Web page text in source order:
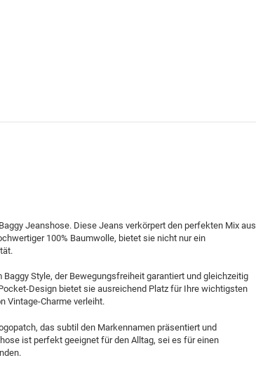
Jeanshose. Diese Jeans verkörpert den perfekten Mix aus
100% Baumwolle, bietet sie nicht nur ein
Style, der Bewegungsfreiheit garantiert und gleichzeitig
Design bietet sie ausreichend Platz für Ihre wichtigsten
Vintage-Charme verleiht.
das subtil den Markennamen präsentiert und
ist perfekt geeignet für den Alltag, sei es für einen